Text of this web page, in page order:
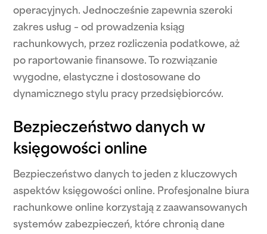
operacyjnych. Jednocześnie zapewnia szeroki
zakres usług – od prowadzenia ksiąg
rachunkowych, przez rozliczenia podatkowe, aż
po raportowanie finansowe. To rozwiązanie
wygodne, elastyczne i dostosowane do
dynamicznego stylu pracy przedsiębiorców.
Bezpieczeństwo danych w
księgowości online
Bezpieczeństwo danych to jeden z kluczowych
aspektów księgowości online. Profesjonalne biura
rachunkowe online korzystają z zaawansowanych
systemów zabezpieczeń, które chronią dane